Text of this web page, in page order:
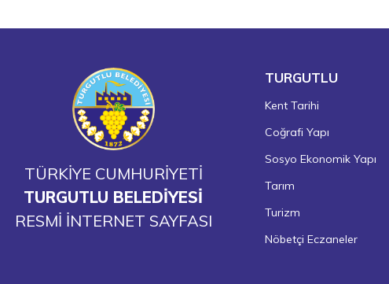
TÜRKİYE CUMHURİYETİ
TURGUTLU BELEDİYESİ
RESMİ İNTERNET SAYFASI
TURGUTLU
Kent Tarihi
Coğrafi Yapı
Sosyo Ekonomik Yapı
Tarım
Turizm
Nöbetçi Eczaneler